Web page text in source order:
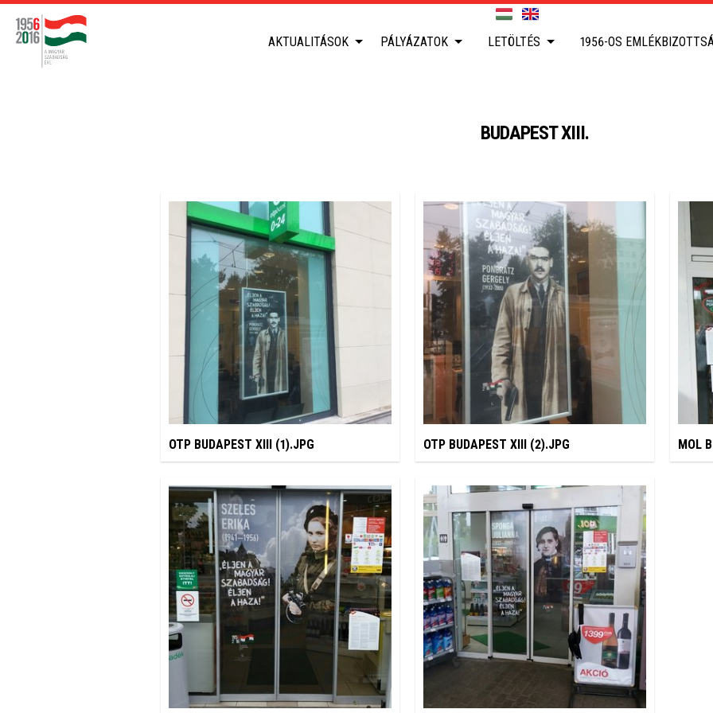
AKTUALITÁSOK PÁLYÁZATOK LETÖLTÉS 1956-OS
BUDAPEST XIII.
OTP BUDAPEST XIII (1).JPG OTP BUDAPEST XIII (2).JPG MOL